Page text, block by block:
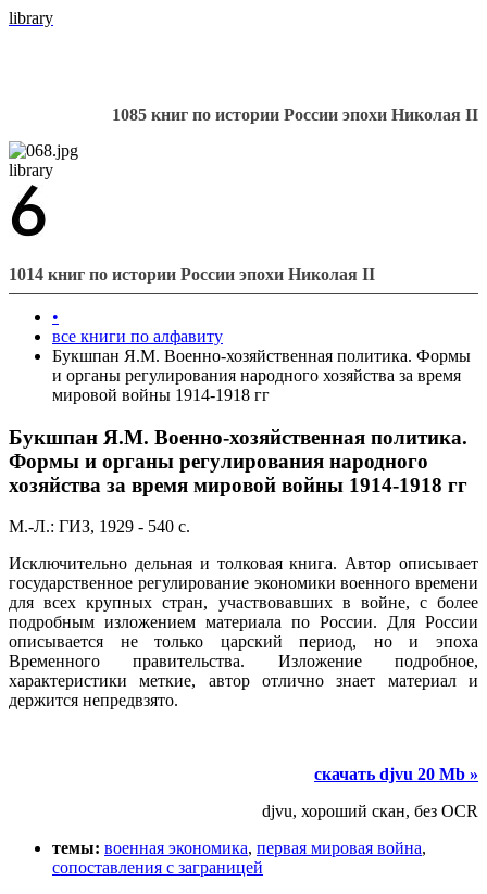
library
1085 книг по истории России эпохи Николая II
library
1014 книг по истории России эпохи Николая II
•
все книги по алфавиту
Букшпан Я.М. Военно-хозяйственная политика. Формы
и органы регулирования народного хозяйства за время
мировой войны 1914-1918 гг
Букшпан Я.М. Военно-хозяйственная политика.
Формы и органы регулирования народного
хозяйства за время мировой войны 1914-1918 гг
М.-Л.: ГИЗ, 1929 - 540 с.
Исключительно дельная и толковая книга. Автор описывает
государственное регулирование экономики военного времени
для всех крупных стран, участвовавших в войне, с более
подробным изложением материала по России. Для России
описывается не только царский период, но и эпоха
Временного правительства. Изложение подробное,
характеристики меткие, автор отлично знает материал и
держится непредвзято.
скачать djvu 20 Mb »
djvu, хороший скан, без OCR
темы: военная экономика, первая мировая война,
сопоставления с заграницей